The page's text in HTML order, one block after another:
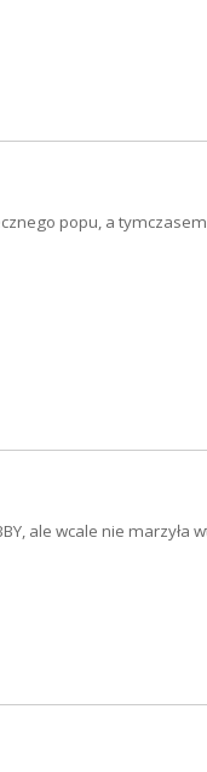
popu, a
ale wcale nie marzyła